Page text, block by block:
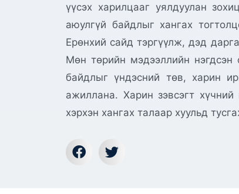
үүсэх харилцааг уялдуулан
аюулгүй байдлыг хангах
Ерөнхий сайд тэргүүлж, дэд
Мөн төрийн мэдээллийн нэгдсэн
байдлыг үндэсний төв, харин
ажиллана. Харин зэвсэгт
хэрхэн хангах талаар хуульд